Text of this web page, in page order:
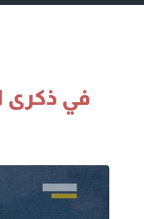
في ذكرى